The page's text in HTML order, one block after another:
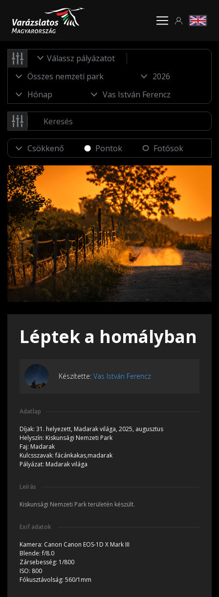
Válassz pályázatot
Pontok Fotósok
Léptek a homályban
Készítette: Vas István Ferencz
Adatlap
Díjak: 31. helyezett, Madarak világa, 2025, augusztus
Helyszín: Kiskunsági Nemzeti Park
Faj: Madarak
Kulcsszavak:fácánkakas,madarak
Pályázat: Madarak világa
Leírás
Kiskunsági Nemzeti Park területén készült.
Exif adatok
Kamera: Canon Canon EOS-1D X Mark III
Blende:f/8.0
Zársebesség: 1/800
ISO: 800
Fókusztávolság: 560/1mm